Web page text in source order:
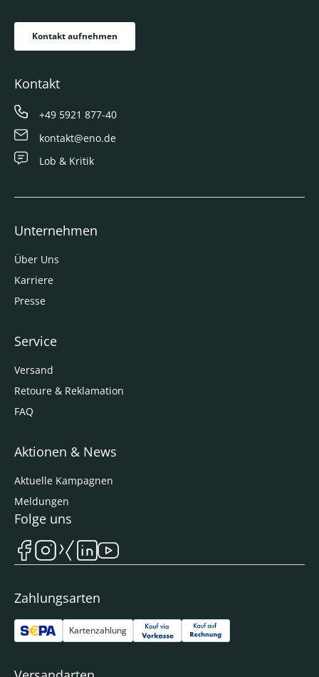
Kontakt aufnehmen
Kontakt
+49 5921 877-40
kontakt@eno.de
Lob & Kritik
Unternehmen
Über Uns
Karriere
Presse
Service
Versand
Retoure & Reklamation
FAQ
Aktionen & News
Aktuelle Kampagnen
Meldungen
Zahlungsarten
Kartenzahlung
Folge uns